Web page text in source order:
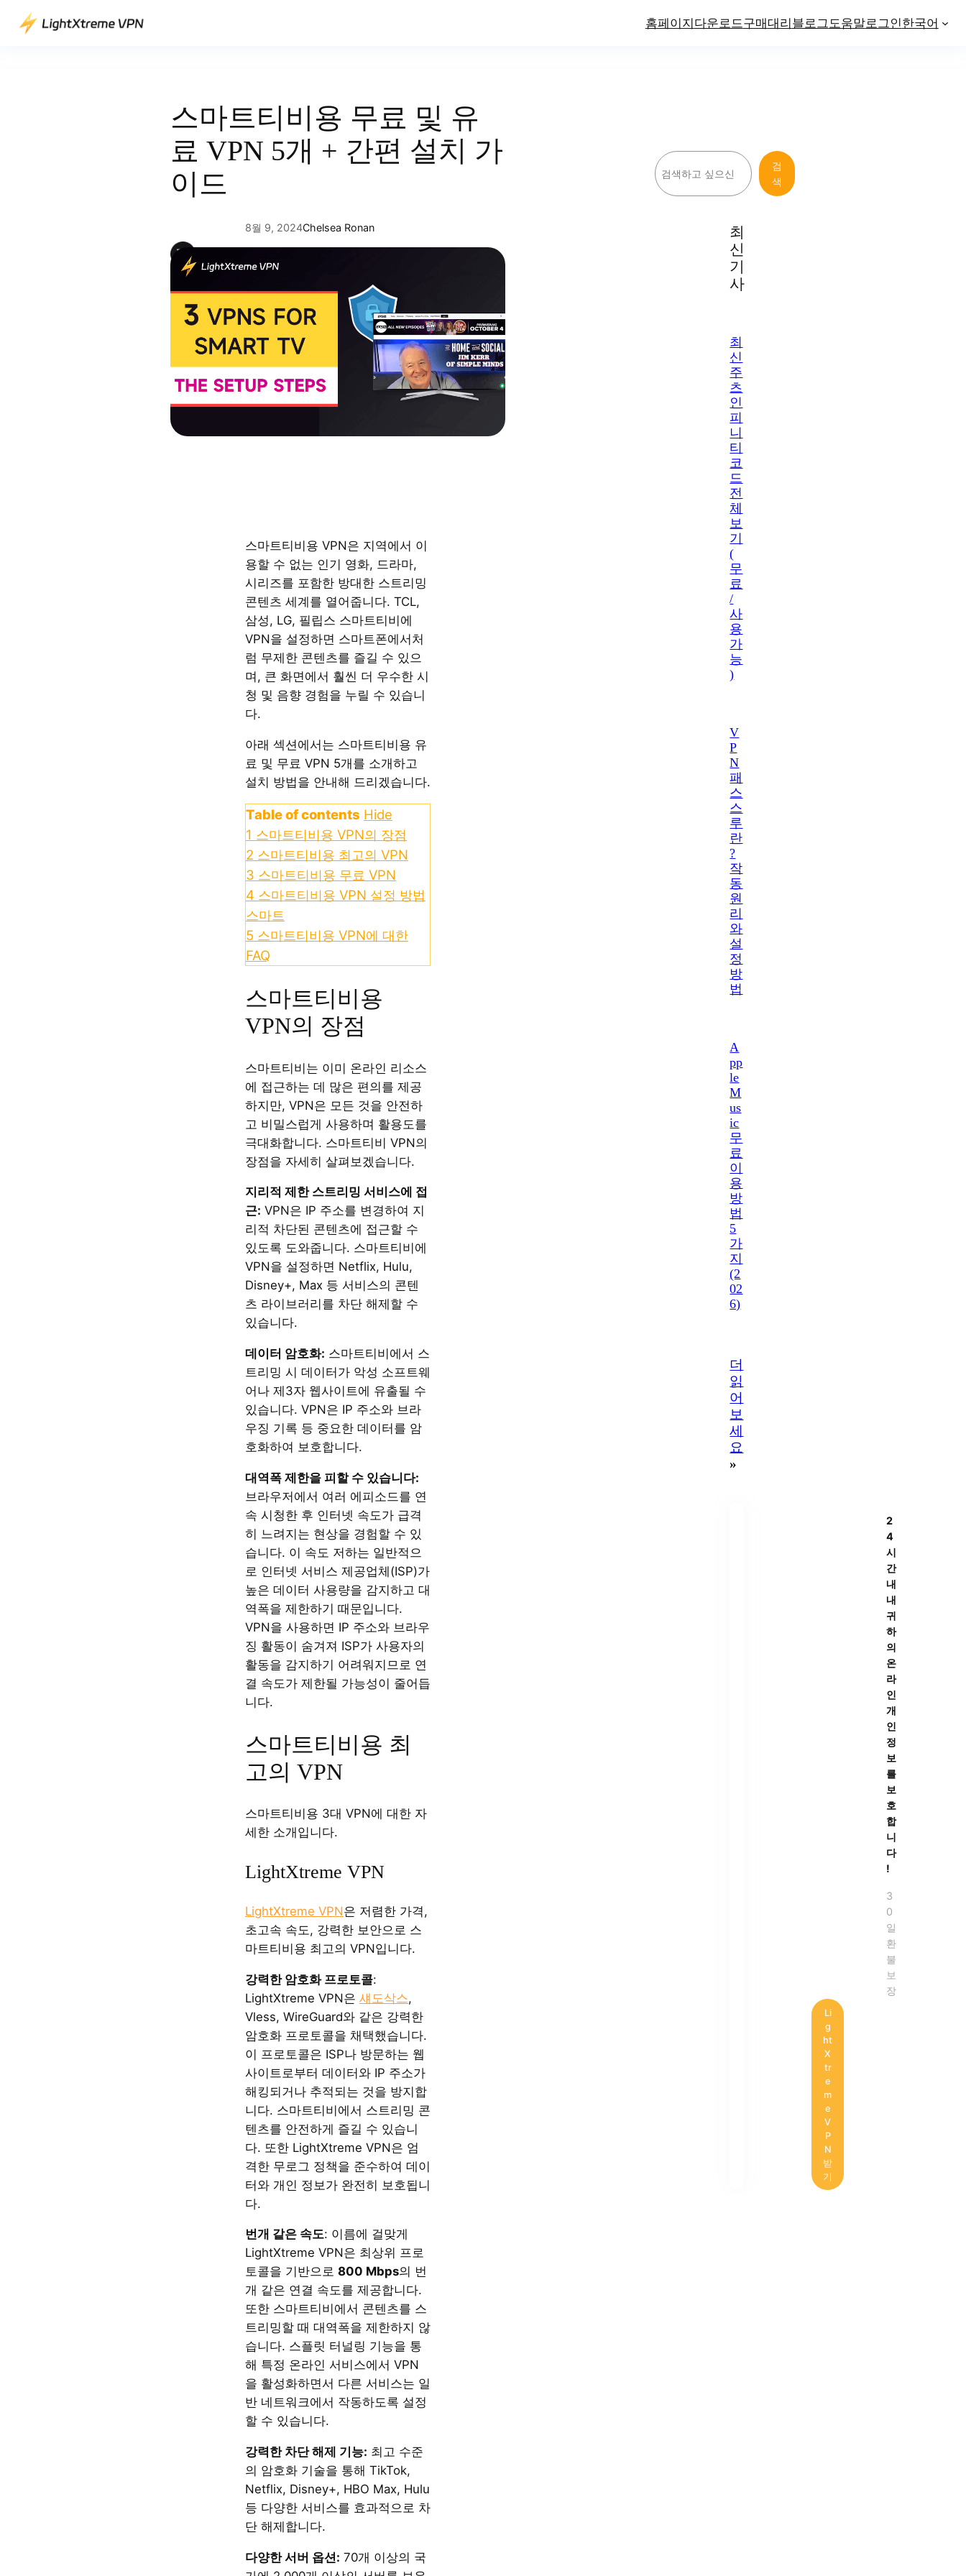
홈페이지다운로드구매대리블로그 도움말로그인한국어
스마트티비용 무료 및 유
료 VPN 5개 + 간편 설치 가
이드
8월 9, 2024Chelsea Ronan
스마트티비용 VPN은 지역에서 이
용할 수 없는 인기 영화, 드라마,
시리즈를 포함한 방대한 스트리밍
콘텐츠 세계를 열어줍니다. TCL,
삼성, LG, 필립스 스마트티비에
VPN을 설정하면 스마트폰에서처
럼 무제한 콘텐츠를 즐길 수 있으
며, 큰 화면에서 훨씬 더 우수한 시
청 및 음향 경험을 누릴 수 있습니
다.
아래 섹션에서는 스마트티비용 유
료 및 무료 VPN 5개를 소개하고
설치 방법을 안내해 드리겠습니다.
Table of contents Hide
1 스마트티비용 VPN의 장점
2 스마트티비용 최고의 VPN
3 스마트티비용 무료 VPN
4 스마트티비용 VPN 설정 방법
스마트
5 스마트티비용 VPN에 대한
FAQ
스마트티비용
VPN의 장점
스마트티비는 이미 온라인 리소스
에 접근하는 데 많은 편의를 제공
하지만, VPN은 모든 것을 안전하
고 비밀스럽게 사용하며 활용도를
극대화합니다. 스마트티비 VPN의
장점을 자세히 살펴보겠습니다.
지리적 제한 스트리밍 서비스에 접
근: VPN은 IP 주소를 변경하여 지
리적 차단된 콘텐츠에 접근할 수
있도록 도와줍니다. 스마트티비에
VPN을 설정하면 Netflix, Hulu,
Disney+, Max 등 서비스의 콘텐
츠 라이브러리를 차단 해제할 수
있습니다.
데이터 암호화: 스마트티비에서 스
트리밍 시 데이터가 악성 소프트웨
어나 제3자 웹사이트에 유출될 수
있습니다. VPN은 IP 주소와 브라
우징 기록 등 중요한 데이터를 암
호화하여 보호합니다.
대역폭 제한을 피할 수 있습니다:
브라우저에서 여러 에피소드를 연
속 시청한 후 인터넷 속도가 급격
히 느려지는 현상을 경험할 수 있
습니다. 이 속도 저하는 일반적으
로 인터넷 서비스 제공업체(ISP)가
높은 데이터 사용량을 감지하고 대
역폭을 제한하기 때문입니다.
VPN을 사용하면 IP 주소와 브라우
징 활동이 숨겨져 ISP가 사용자의
활동을 감지하기 어려워지므로 연
결 속도가 제한될 가능성이 줄어듭
니다.
스마트티비용 최
고의 VPN
스마트티비용 3대 VPN에 대한 자
세한 소개입니다.
LightXtreme VPN
LightXtreme VPN은 저렴한 가격,
초고속 속도, 강력한 보안으로 스
마트티비용 최고의 VPN입니다.
강력한 암호화 프로토콜:
LightXtreme VPN은 섀도삭스,
Vless, WireGuard와 같은 강력한
암호화 프로토콜을 채택했습니다.
이 프로토콜은 ISP나 방문하는 웹
사이트로부터 데이터와 IP 주소가
해킹되거나 추적되는 것을 방지합
니다. 스마트티비에서 스트리밍 콘
텐츠를 안전하게 즐길 수 있습니
다. 또한 LightXtreme VPN은 엄
격한 무로그 정책을 준수하여 데이
터와 개인 정보가 완전히 보호됩니
다.
번개 같은 속도: 이름에 걸맞게
LightXtreme VPN은 최상위 프로
토콜을 기반으로 800 Mbps의 번
개 같은 연결 속도를 제공합니다.
또한 스마트티비에서 콘텐츠를 스
트리밍할 때 대역폭을 제한하지 않
습니다. 스플릿 터널링 기능을 통
해 특정 온라인 서비스에서 VPN
을 활성화하면서 다른 서비스는 일
반 네트워크에서 작동하도록 설정
할 수 있습니다.
강력한 차단 해제 기능: 최고 수준
의 암호화 기술을 통해 TikTok,
Netflix, Disney+, HBO Max, Hulu
등 다양한 서비스를 효과적으로 차
단 해제합니다.
다양한 서버 옵션: 70개 이상의 국
검
색
검
색
최
신
기
사
최
신
주
츠
인
피
니
티
코
드
전
체
보
기
(
무
료
/
사
용
가
능
)
V
P
N
패
스
스
루
란
?
작
동
원
리
와
설
정
방
법
A
pp
le
M
us
ic
무
료
이
용
방
법
5
가
지
(2
02
6)
더
읽
어
보
세
요
»
2
4
시
간
내
내
귀
하
의
온
라
인
개
인
정
보
를
보
호
합
니
다
!
3
0
일
환
불
보
장
Li
g
ht
X
tr
e
m
e
V
P
N
받
기